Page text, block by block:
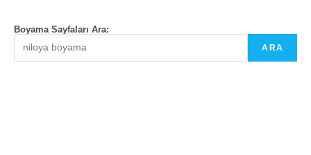
Boyama Sayfaları Ara:
ARA